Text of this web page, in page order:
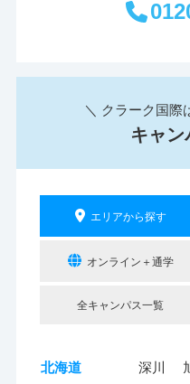
＼ クラーク国際
キャ
エリアから探す
オンライン＋通学
全キャンパス一覧
北海道 深川